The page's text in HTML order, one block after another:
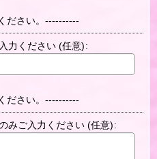
ださい。----------
力ください (任意):
ださい。----------
みご入力ください (任意):